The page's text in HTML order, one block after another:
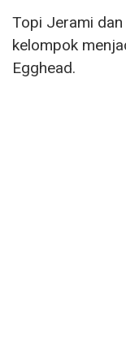
Topi Jerami
kelompok
Egghead.